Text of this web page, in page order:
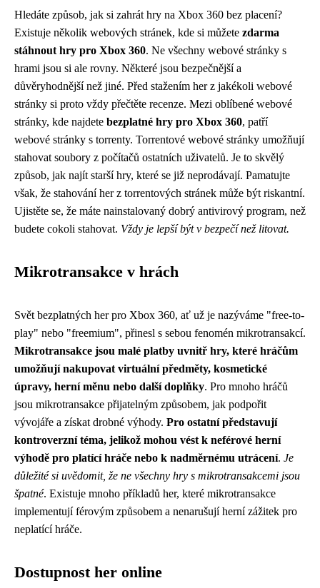
Hledáte způsob, jak si zahrát hry na Xbox 360 bez placení?
Existuje několik webových stránek, kde si můžete zdarma
stáhnout hry pro Xbox 360. Ne všechny webové stránky s
hrami jsou si ale rovny. Některé jsou bezpečnější a
důvěryhodnější než jiné. Před stažením her z jakékoli webové
stránky si proto vždy přečtěte recenze. Mezi oblíbené webové
stránky, kde najdete bezplatné hry pro Xbox 360, patří
webové stránky s torrenty. Torrentové webové stránky umožňují
stahovat soubory z počítačů ostatních uživatelů. Je to skvělý
způsob, jak najít starší hry, které se již neprodávají. Pamatujte
však, že stahování her z torrentových stránek může být riskantní.
Ujistěte se, že máte nainstalovaný dobrý antivirový program, než
budete cokoli stahovat. Vždy je lepší být v bezpečí než litovat.
Mikrotransakce v hrách
Svět bezplatných her pro Xbox 360, ať už je nazýváme "free-to-
play" nebo "freemium", přinesl s sebou fenomén mikrotransakcí.
Mikrotransakce jsou malé platby uvnitř hry, které hráčům
umožňují nakupovat virtuální předměty, kosmetické
úpravy, herní měnu nebo další doplňky. Pro mnoho hráčů
jsou mikrotransakce přijatelným způsobem, jak podpořit
vývojáře a získat drobné výhody. Pro ostatní představují
kontroverzní téma, jelikož mohou vést k neférové herní
výhodě pro platící hráče nebo k nadměrnému utrácení. Je
důležité si uvědomit, že ne všechny hry s mikrotransakcemi jsou
špatné. Existuje mnoho příkladů her, které mikrotransakce
implementují férovým způsobem a nenarušují herní zážitek pro
neplatící hráče.
Dostupnost her online